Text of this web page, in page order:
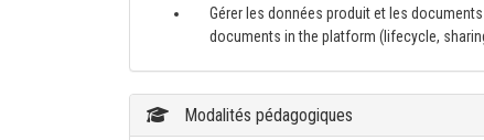
Gérer les données produit et les
documents in the platform (lifecycle,
Modalités pédagogiques